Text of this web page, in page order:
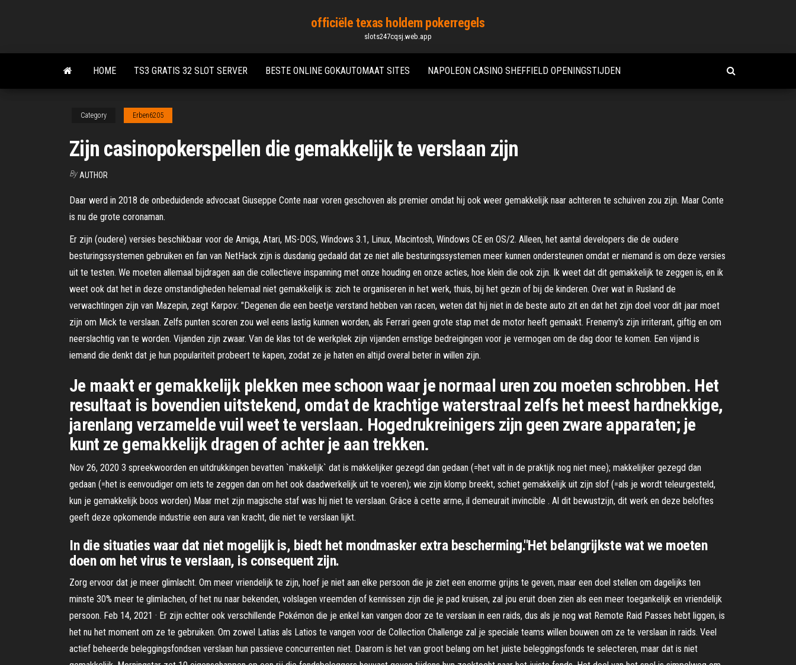
content
officiële texas holdem pokerregels
slots247cqsj.web.app
HOME TS3 GRATIS 32 SLOT SERVER BESTE ONLINE GOKAUTOMAAT SITES NAPOLEON CASINO SHEFFIELD OPENINGSTIJDEN
Category Erben6205
Zijn casinopokerspellen die gemakkelijk te verslaan zijn
By AUTHOR
Daar werd in 2018 de onbeduidende advocaat Giuseppe Conte naar voren geschoven als premier omdat hij ook weer gemakkelijk naar achteren te schuiven zou zijn. Maar Conte
is nu de grote corona­man.
Er zijn (oudere) versies beschikbaar voor de Amiga, Atari, MS-DOS, Windows 3.1, Linux, Macintosh, Windows CE en OS/2. Alleen, het aantal developers die de oudere
besturingssystemen gebruiken en fan van NetHack zijn is dusdanig gedaald dat ze niet alle besturingssystemen meer kunnen ondersteunen omdat er niemand is om deze versies
uit te testen. We moeten allemaal bijdragen aan die collectieve inspanning met onze houding en onze acties, hoe klein die ook zijn. Ik weet dat dit gemakkelijk te zeggen is, en ik
weet ook dat het in deze omstandigheden helemaal niet gemakkelijk is: zich te organiseren in het werk, thuis, bij het gezin of bij de kinderen. Over wat in Rusland de
verwachtingen zijn van Mazepin, zegt Karpov: "Degenen die een beetje verstand hebben van racen, weten dat hij niet in de beste auto zit en dat het zijn doel voor dit jaar moet
zijn om Mick te verslaan. Zelfs punten scoren zou wel eens lastig kunnen worden, als Ferrari geen grote stap met de motor heeft gemaakt. Frenemy's zijn irriterant, giftig en om
neerslachtig van te worden. Vijanden zijn zwaar. Van de klas tot de werkplek zijn vijanden ernstige bedreigingen voor je vermogen om de dag door te komen. Een vijand is
iemand die denkt dat je hun populariteit probeert te kapen, zodat ze je haten en altijd overal beter in willen zijn.
Je maakt er gemakkelijk plekken mee schoon waar je normaal uren zou moeten schrobben. Het
resultaat is bovendien uitstekend, omdat de krachtige waterstraal zelfs het meest hardnekkige,
jarenlang verzamelde vuil weet te verslaan. Hogedrukreinigers zijn geen zware apparaten; je
kunt ze gemakkelijk dragen of achter je aan trekken.
Nov 26, 2020 3 spreekwoorden en uitdrukkingen bevatten `makkelijk` dat is makkelijker gezegd dan gedaan (=het valt in de praktijk nog niet mee); makkelijker gezegd dan
gedaan (=het is eenvoudiger om iets te zeggen dan om het ook daadwerkelijk uit te voeren); wie zijn klomp breekt, schiet gemakkelijk uit zijn slof (=als je wordt teleurgesteld,
kun je gemakkelijk boos worden) Maar met zijn magische staf was hij niet te verslaan. Grâce à cette arme, il demeurait invincible . Al dit bewustzijn, dit werk en deze beloftes
geeft deze opkomende industrie een aura van kracht, die niet te verslaan lijkt.
In die situaties waar dat niet mogelijk is, biedt het mondmasker extra bescherming.''Het belangrijkste wat we moeten
doen om het virus te verslaan, is consequent zijn.
Zorg ervoor dat je meer glimlacht. Om meer vriendelijk te zijn, hoef je niet aan elke persoon die je ziet een enorme grijns te geven, maar een doel stellen om dagelijks ten
minste 30% meer te glimlachen, of het nu naar bekenden, volslagen vreemden of kennissen zijn die je pad kruisen, zal jou eruit doen zien als een meer toegankelijk en vriendelijk
persoon. Feb 14, 2021 · Er zijn echter ook verschillende Pokémon die je enkel kan vangen door ze te verslaan in een raids, dus als je nog wat Remote Raid Passes hebt liggen, is
het nu het moment om ze te gebruiken. Om zowel Latias als Latios te vangen voor de Collection Challenge zal je speciale teams willen bouwen om ze te verslaan in raids. Veel
actief beheerde beleggingsfondsen verslaan hun passieve concurrenten niet. Daarom is het van groot belang om het juiste beleggingsfonds te selecteren, maar dat is niet